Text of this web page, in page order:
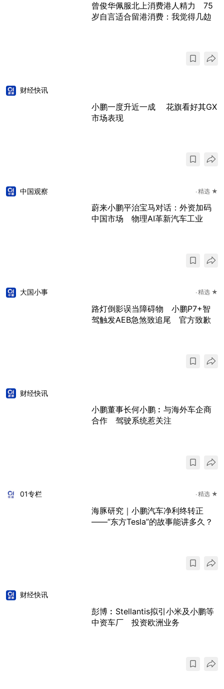
曾俊华佩服北上消费港人精力 75
岁自言适合留港消费：我觉得几攰
财经快讯
小鹏一度升近一成 花旗看好其GX
市场表现
中国观察 精选 ★
蔚来小鹏平治宝马对话：外资加码
中国市场 物理AI革新汽车工业
大国小事 精选 ★
路灯倒影误当障碍物 小鹏P7+智
驾触发AEB急煞致追尾 官方致歉
财经快讯
小鹏董事长何小鹏︰与海外车企商
合作 驾驶系统惹关注
01专栏 精选 ★
海豚研究｜小鹏汽车净利终转正
——“东方Tesla”的故事能讲多久？
财经快讯
彭博︰Stellantis拟引小米及小鹏等
中资车厂 投资欧洲业务